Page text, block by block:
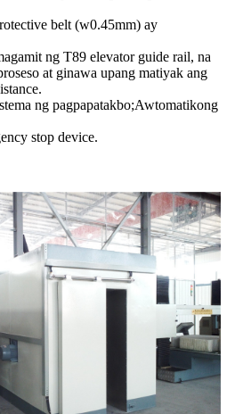
belt (w0.45mm) ay
ng T89 elevator guide rail, na
at ginawa upang matiyak ang
ng pagpapatakbo;Awtomatikong
stop device.